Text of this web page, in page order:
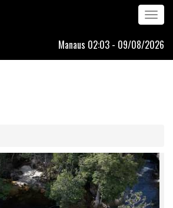
Toggle
navigation
Manaus 02:03 - 09/08/2026